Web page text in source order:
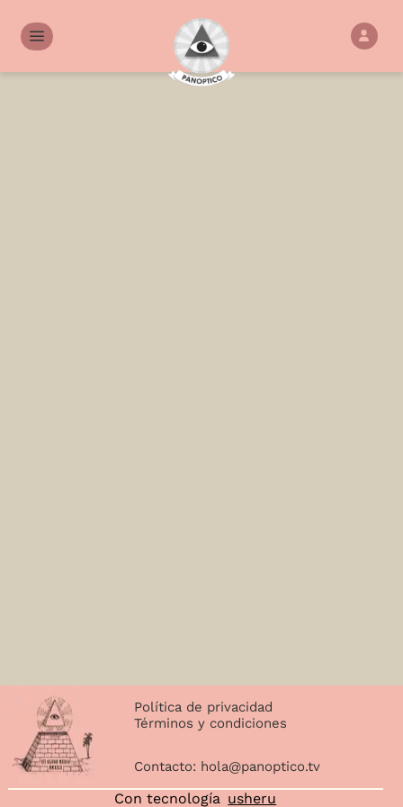
Política de privacidad
Términos y condiciones
Contacto: hola@panoptico.tv
Con tecnología usheru